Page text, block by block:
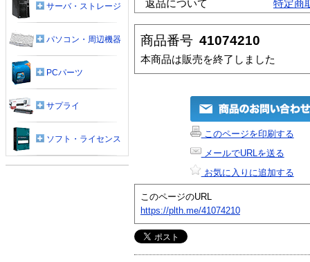
返品について
特定商
商品番号 41074210
本商品は販売を終了しました
このページを印刷する
メールでURLを送る
お気に入りに追加する
このページのURL
https://plth.me/41074210
サーバ・ストレージ
パソコン・周辺機器
PCパーツ
サプライ
ソフト・ライセンス